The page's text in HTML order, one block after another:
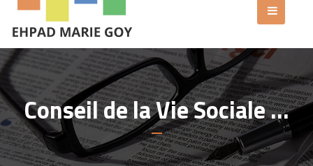
Conseil de la Vie Sociale …